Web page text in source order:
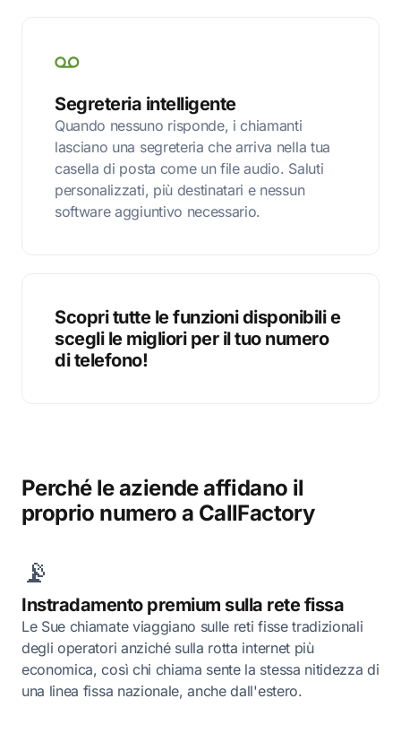
Segreteria intelligente
Quando nessuno risponde, i chiamanti
lasciano una segreteria che arriva nella tua
casella di posta come un file audio. Saluti
personalizzati, più destinatari e nessun
software aggiuntivo necessario.
Scopri tutte le funzioni disponibili e
scegli le migliori per il tuo numero
di telefono!
Perché le aziende affidano il
proprio numero a CallFactory
📡
Instradamento premium sulla rete fissa
Le Sue chiamate viaggiano sulle reti fisse tradizionali
degli operatori anziché sulla rotta internet più
economica, così chi chiama sente la stessa nitidezza di
una linea fissa nazionale, anche dall'estero.